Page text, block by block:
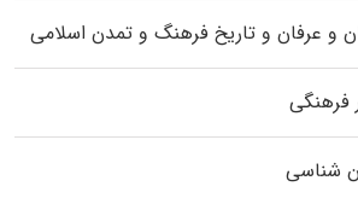
و عرفان و تاریخ فرهنگ و تمدن اسلامی
فرهنگی
شناسی